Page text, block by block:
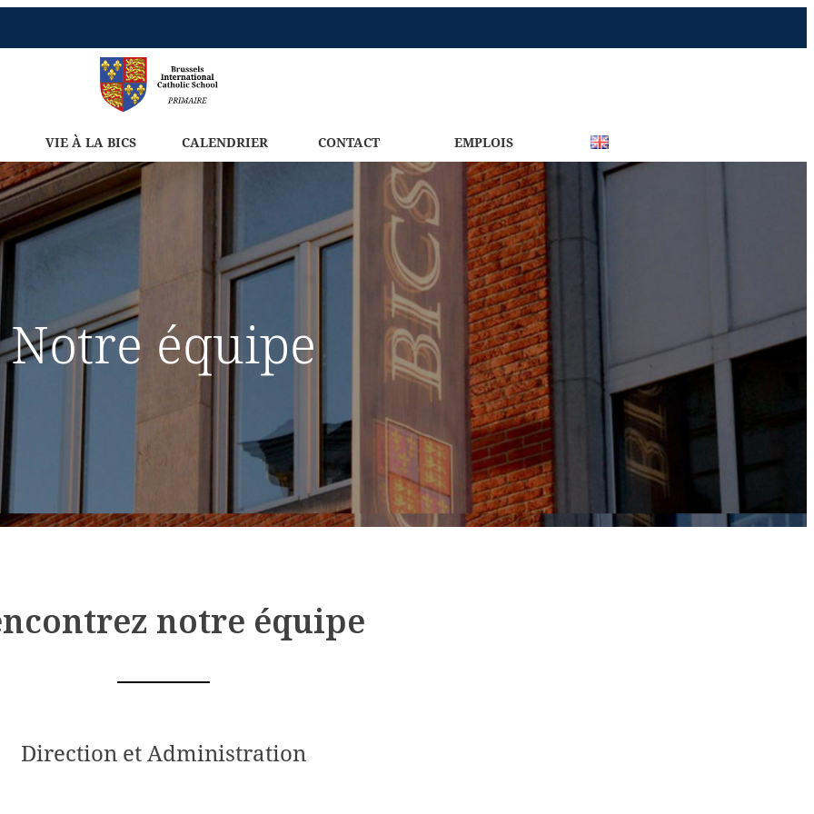
VIE À LA BICS CALENDRIER CONTACT EMPLOIS
Notre équipe
notre équipe
Direction et Administration